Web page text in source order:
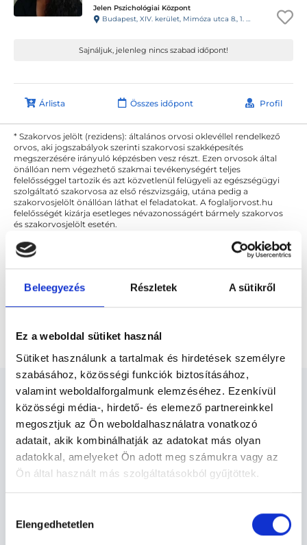
Beleegyezés Részletek A sütikről
Ez a weboldal sütiket használ
Sütiket használunk a tartalmak és hirdetések személyre
szabásához, közösségi funkciók biztosításához,
valamint weboldalforgalmunk elemzéséhez. Ezenkívül
közösségi média-, hirdető- és elemező partnereinkkel
megosztjuk az Ön weboldalhasználatra vonatkozó
adatait, akik kombinálhatják az adatokat más olyan
adatokkal, amelyeket Ön adott meg számukra vagy az
Ön által használt más szolgáltatásokból gyűjtöttek.
szabályzat:https://foglaljorvost.hu/info/foglaljorvost-
kiválasztása
Elengedhetetlen
Jelen Pszichológiai Központ
Budapest, XIV. kerület, Mimóza utca 8., 1. emelet, 2. ajtó, 6-os kapucsengő
Sajnáljuk, jelenleg nincs szabad időpont!
Árlista Összes időpont Profil
* Szakorvos jelölt (rezidens): általános orvosi oklevéllel rendelkező
orvos, aki jogszabályok szerinti szakorvosi szakképesítés
megszerzésére irányuló képzésben vesz részt. Ezen orvosok által
önállóan nem végezhető szakmai tevékenységért teljes
felelősséggel tartozik és azt közvetlenül felügyeli az egészségügyi
szolgáltató szakorvosa az első részvizsgáig, utána pedig a
szakorvosjelölt önállóan láthat el feladatokat. A foglaljorvost.hu
felelősségét kizárja esetleges névazonosságért bármely szakorvos
és szakorvosjelölt esetén.
Főoldal Gyermekpszichológus
Gyermekterápia (angol nyelven)
Gyermekpszichológus
Budapest, XIV. kerület -
Gyermekpszichológia